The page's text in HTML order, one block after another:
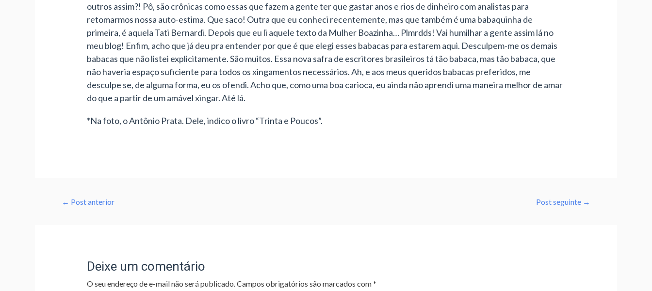
outros assim?! Pô, são crônicas como essas que fazem a gente ter que gastar anos e rios de dinheiro com analistas para
retomarmos nossa auto-estima. Que saco! Outra que eu conheci recentemente, mas que também é uma babaquinha de
primeira, é aquela Tati Bernardi. Depois que eu li aquele texto da Mulher Boazinha… Plmrdds! Vai humilhar a gente assim lá no
meu blog! Enfim, acho que já deu pra entender por que é que elegi esses babacas para estarem aqui. Desculpem-me os demais
babacas que não listei explicitamente. São muitos. Essa nova safra de escritores brasileiros tá tão babaca, mas tão babaca, que
não haveria espaço suficiente para todos os xingamentos necessários. Ah, e aos meus queridos babacas preferidos, me
desculpe se, de alguma forma, eu os ofendi. Acho que, como uma boa carioca, eu ainda não aprendi uma maneira melhor de amar
do que a partir de um amável xingar. Até lá.
*Na foto, o Antônio Prata. Dele, indico o livro “Trinta e Poucos”.
← Post anterior Post seguinte →
Deixe um comentário
O seu endereço de e-mail não será publicado.Campos obrigatórios são marcados com*